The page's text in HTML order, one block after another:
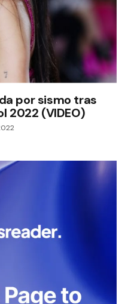
por sismo tras
2022 (VIDEO)